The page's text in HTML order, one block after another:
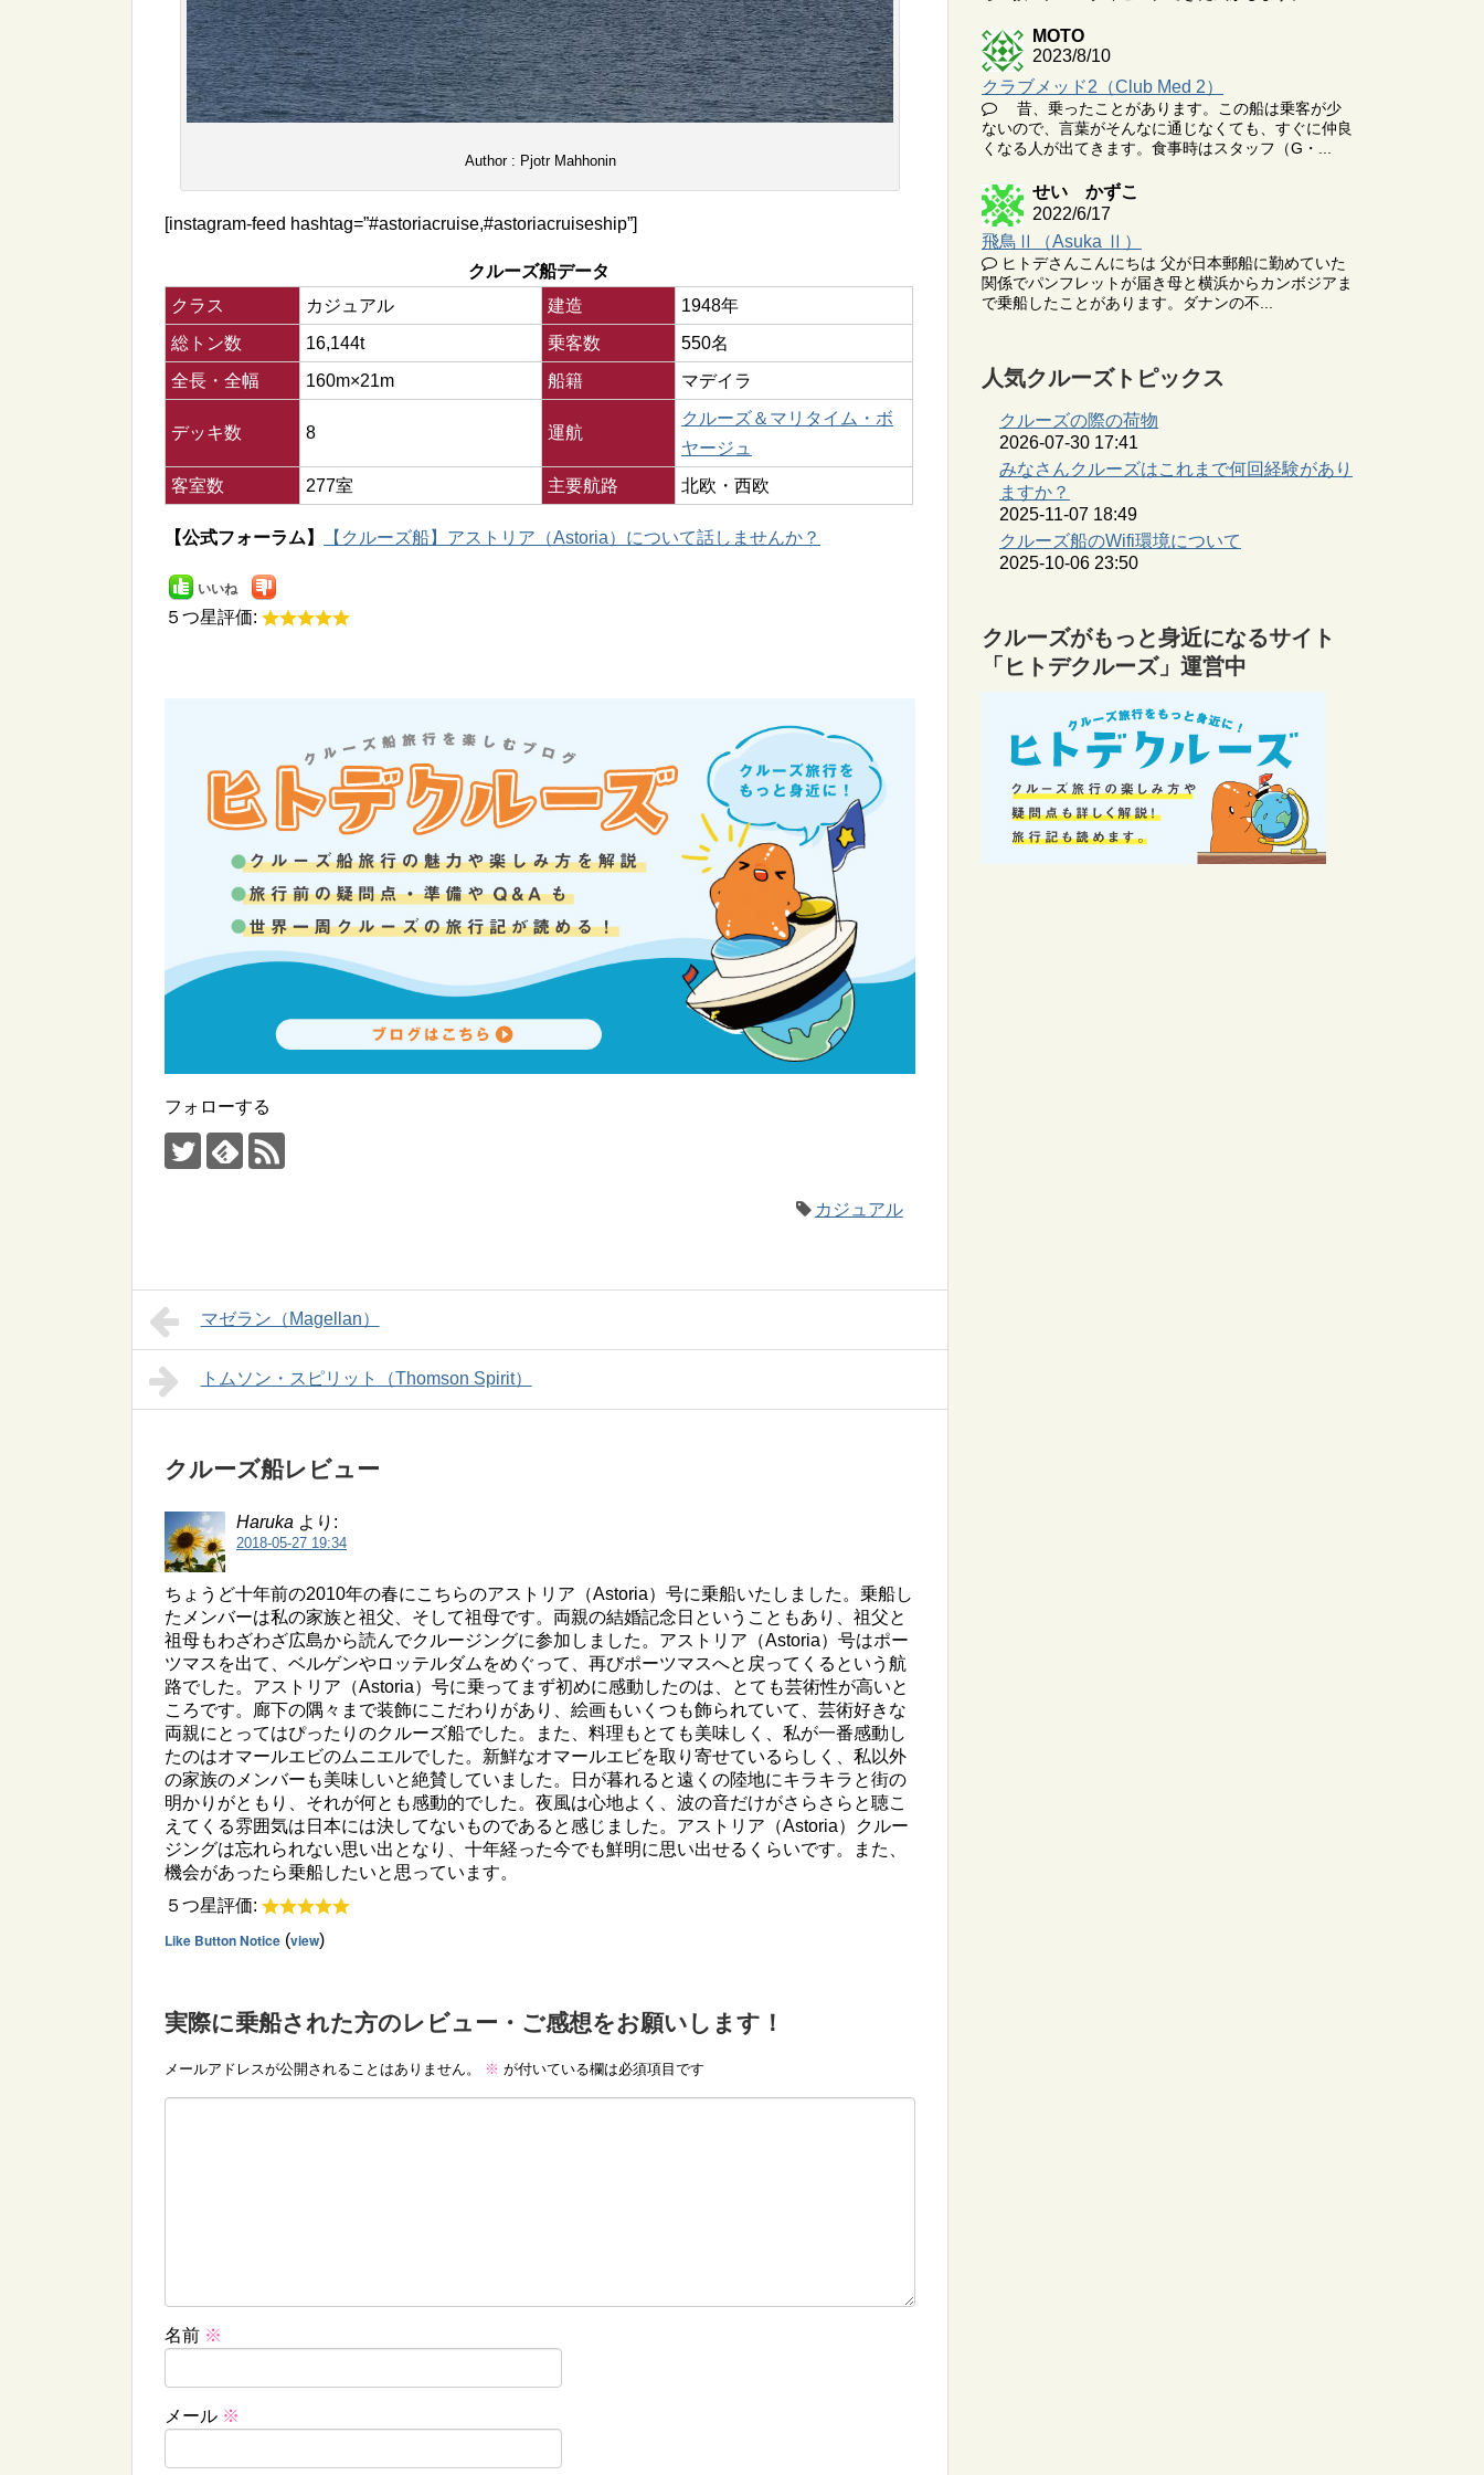
Author : Pjotr Mahhonin
[instagram-feed hashtag=”#astoriacruise,#astoriacruiseship”]
クルーズ船データ
クラス
カジュアル 建造
1948年
総トン数
16,144t 乗客数
550名
全長・全幅
160m×21m 船籍 マデイラ
デッキ数 8 運航
クルーズ＆マリタイム・ボ
ヤージュ
客室数
277室 主要航路 北欧・西欧
【公式フォーラム】 【クルーズ船】アストリア（Astoria）について話しませんか？
いいね
５つ星評価:
フォローする
カジュアル
マゼラン（Magellan）
トムソン・スピリット（Thomson Spirit）
クルーズ船レビュー
Haruka より:
2018-05-27 19:34
ちょうど十年前の2010年の春にこちらのアストリア（Astoria）号に乗船いたしました。乗船し
たメンバーは私の家族と祖父、そして祖母です。両親の結婚記念日ということもあり、祖父と
祖母もわざわざ広島から読んでクルージングに参加しました。アストリア（Astoria）号はポー
ツマスを出て、ベルゲンやロッテルダムをめぐって、再びポーツマスへと戻ってくるという航
路でした。アストリア（Astoria）号に乗ってまず初めに感動したのは、とても芸術性が高いと
ころです。廊下の隅々まで装飾にこだわりがあり、絵画もいくつも飾られていて、芸術好きな
両親にとってはぴったりのクルーズ船でした。また、料理もとても美味しく、私が一番感動し
たのはオマールエビのムニエルでした。新鮮なオマールエビを取り寄せているらしく、私以外
の家族のメンバーも美味しいと絶賛していました。日が暮れると遠くの陸地にキラキラと街の
明かりがともり、それが何とも感動的でした。夜風は心地よく、波の音だけがさらさらと聴こ
えてくる雰囲気は日本には決してないものであると感じました。アストリア（Astoria）クルー
ジングは忘れられない思い出となり、十年経った今でも鮮明に思い出せるくらいです。また、
機会があったら乗船したいと思っています。
５つ星評価:
Like Button Notice (view)
実際に乗船された方のレビュー・ご感想をお願いします！
メールアドレスが公開されることはありません。 ※ が付いている欄は必須項目です
名前 ※
メール ※
MOTO
2023/8/10
クラブメッド2（Club Med 2）
昔、乗ったことがあります。この船は乗客が少
ないので、言葉がそんなに通じなくても、すぐに仲良
くなる人が出てきます。食事時はスタッフ（G・...
せい かずこ
2022/6/17
飛鳥Ⅱ（Asuka Ⅱ）
ヒトデさんこんにちは 父が日本郵船に勤めていた
関係でパンフレットが届き母と横浜からカンボジアま
で乗船したことがあります。ダナンの不...
人気クルーズトピックス
クルーズの際の荷物
2026-07-30 17:41
みなさんクルーズはこれまで何回経験があり
ますか？
2025-11-07 18:49
クルーズ船のWifi環境について
2025-10-06 23:50
クルーズがもっと身近になるサイト
「ヒトデクルーズ」運営中